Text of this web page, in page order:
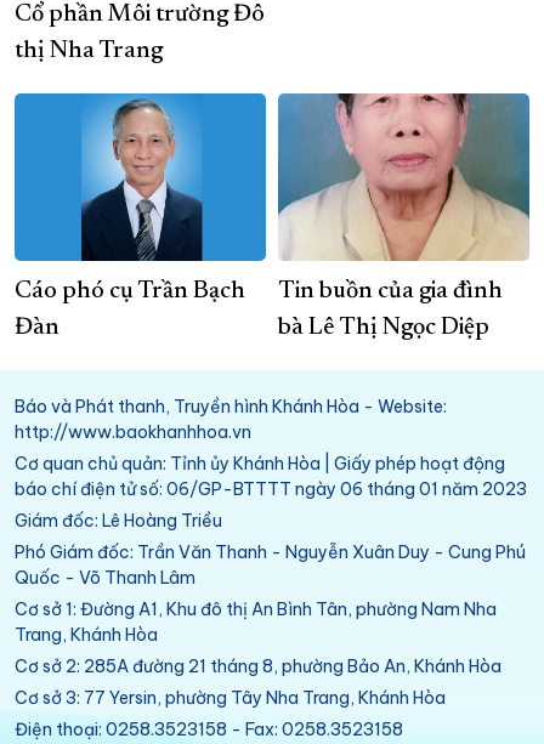
Cổ phần Môi trường Đô
thị Nha Trang
Cáo phó cụ Trần Bạch
Đàn
Tin buồn của gia đình
bà Lê Thị Ngọc Diệp
Báo và Phát thanh, Truyền hình Khánh Hòa - Website:
http://www.baokhanhhoa.vn
Cơ quan chủ quản: Tỉnh ủy Khánh Hòa | Giấy phép hoạt động
báo chí điện tử số: 06/GP-BTTTT ngày 06 tháng 01 năm 2023
Giám đốc: Lê Hoàng Triều
Phó Giám đốc: Trần Văn Thanh - Nguyễn Xuân Duy - Cung Phú
Quốc - Võ Thanh Lâm
Cơ sở 1: Đường A1, Khu đô thị An Bình Tân, phường Nam Nha
Trang, Khánh Hòa
Cơ sở 2: 285A đường 21 tháng 8, phường Bảo An, Khánh Hòa
Cơ sở 3: 77 Yersin, phường Tây Nha Trang, Khánh Hòa
Điện thoại: 0258.3523158 - Fax: 0258.3523158